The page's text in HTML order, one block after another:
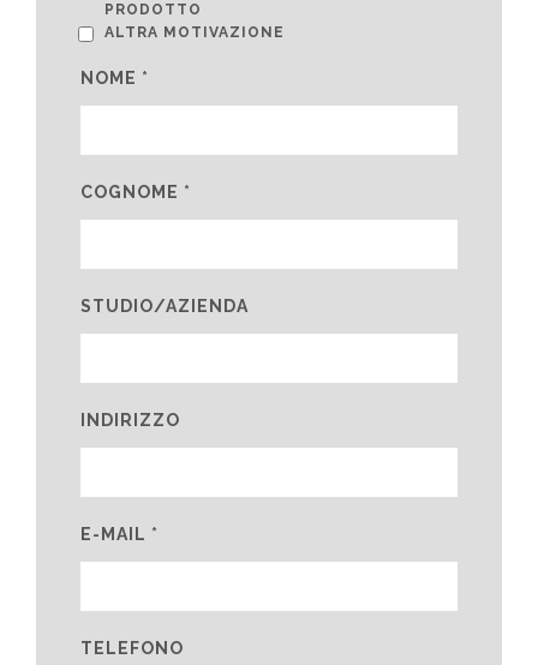
PRODOTTO
ALTRA MOTIVAZIONE
NOME *
COGNOME *
STUDIO/AZIENDA
INDIRIZZO
E-MAIL *
TELEFONO